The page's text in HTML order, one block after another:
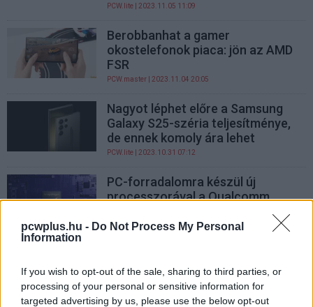
pcwplus.hu - Do Not Process My Personal
Information
If you wish to opt-out of the sale, sharing to third parties, or
processing of your personal or sensitive information for
targeted advertising by us, please use the below opt-out
PCW.lite | 2023.11.05 11:09
Berobbanhat a gamer
okostelefonok piaca: jön az AMD
FSR
PCW.master | 2023.11.04 20:05
Nagyot léphet előre a Samsung
Galaxy S25-széria teljesítménye,
de ennek komoly ára lehet
PCW.lite | 2023.10.31 07:12
PC-forradalomra készül új
processzorával a Qualcomm
használja
PCW.lite| 2023.10.26 06:01